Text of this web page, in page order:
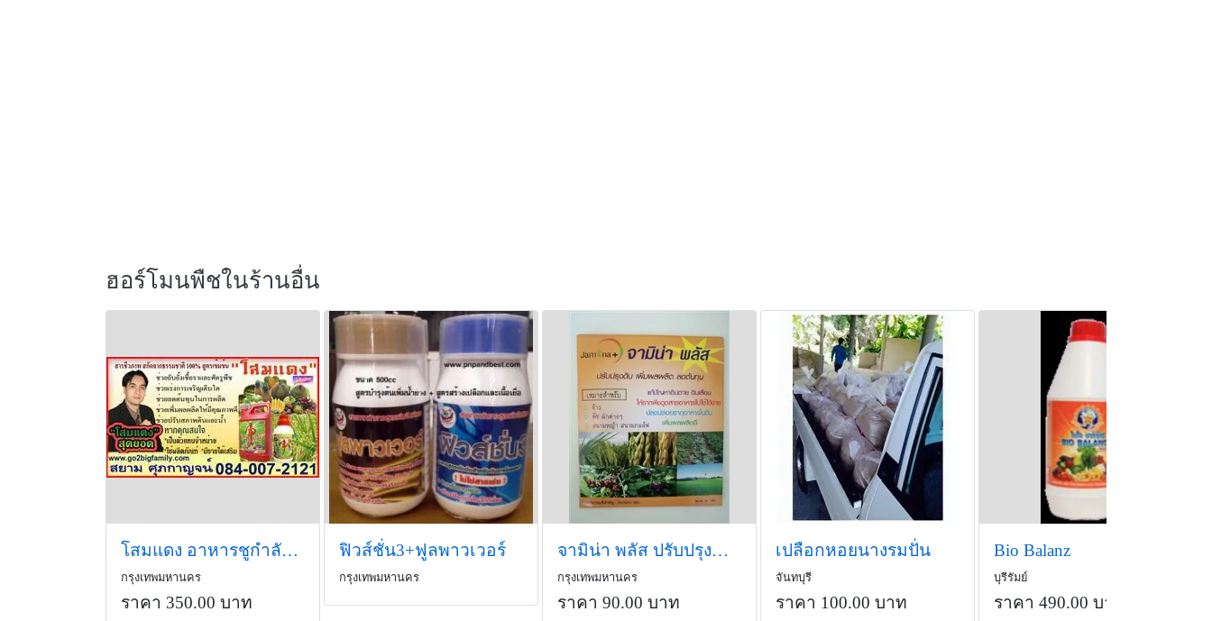
ฮอร์โมนพืชในร้านอื่น
โสมแดง อาหารชูกำลังพืช
กรุงเทพมหานคร
ราคา 350.00 บาท
ฟิวส์ชั่น3+ฟูลพาวเวอร์
กรุงเทพมหานคร
จามิน่า พลัส ปรับปรุงบำรุงดิน
กรุงเทพมหานคร
ราคา 90.00 บาท
เปลือกหอยนางรมปั่น
จันทบุรี
ราคา 100.00 บาท
Bio Balanz
บุรีรัมย์
ราคา 490.00 บาท